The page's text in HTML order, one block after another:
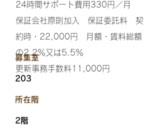
24時間サポート費用330円／月
保証会社原則加入 保証委託料 契
約時・22,000円 月額・賃料総額
の2.2％又は5.5％
更新事務手数料11,000円
​募集室
203
​所在階
2階